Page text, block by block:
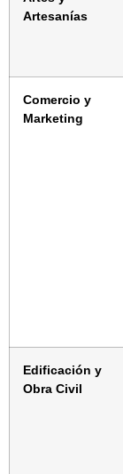
Artesanías
Comercio y
Marketing
Edificación y
Obra Civil